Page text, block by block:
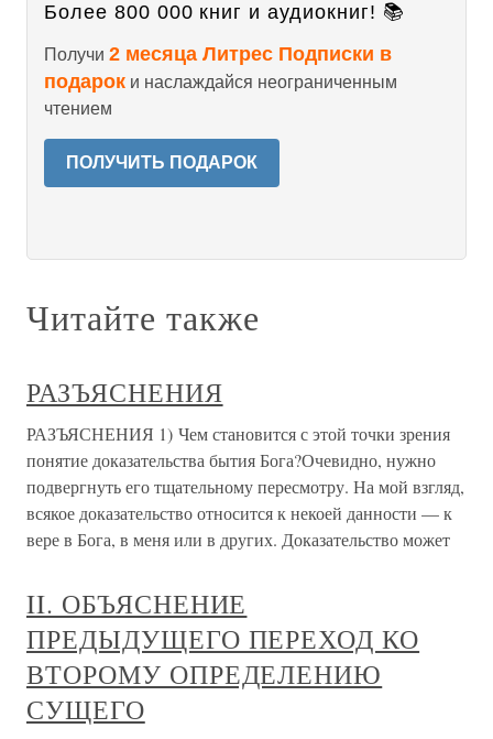
Более 800 000 книг и аудиокниг! 📚
Получи 2 месяца Литрес Подписки в
подарок и наслаждайся неограниченным
чтением
ПОЛУЧИТЬ ПОДАРОК
Читайте также
РАЗЪЯСНЕНИЯ
РАЗЪЯСНЕНИЯ 1) Чем становится с этой точки зрения
понятие доказательства бытия Бога?Очевидно, нужно
подвергнуть его тщательному пересмотру. На мой взгляд,
всякое доказательство относится к некоей данности — к
вере в Бога, в меня или в других. Доказательство может
II. ОБЪЯСНЕНИЕ
ПРЕДЫДУЩЕГО ПЕРЕХОД КО
ВТОРОМУ ОПРЕДЕЛЕНИЮ
СУЩЕГО